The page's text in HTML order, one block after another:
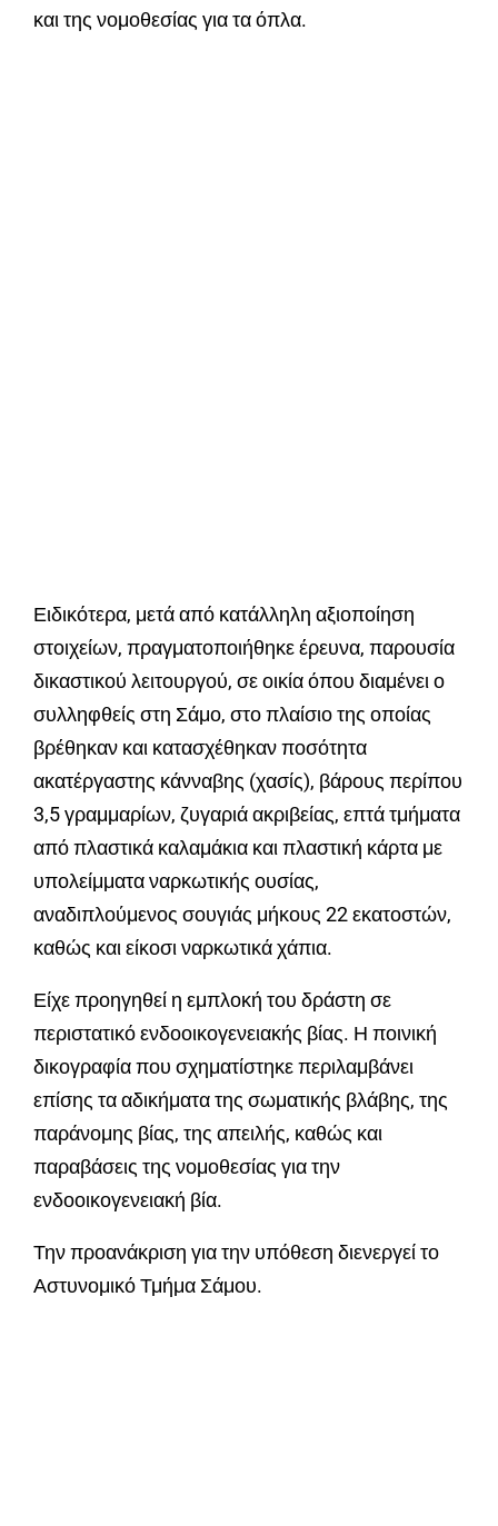
και της νομοθεσίας για τα όπλα.
Ειδικότερα, μετά από κατάλληλη αξιοποίηση
στοιχείων, πραγματοποιήθηκε έρευνα, παρουσία
δικαστικού λειτουργού, σε οικία όπου διαμένει ο
συλληφθείς στη Σάμο, στο πλαίσιο της οποίας
βρέθηκαν και κατασχέθηκαν ποσότητα
ακατέργαστης κάνναβης (χασίς), βάρους περίπου
3,5 γραμμαρίων, ζυγαριά ακριβείας, επτά τμήματα
από πλαστικά καλαμάκια και πλαστική κάρτα με
υπολείμματα ναρκωτικής ουσίας,
αναδιπλούμενος σουγιάς μήκους 22 εκατοστών,
καθώς και είκοσι ναρκωτικά χάπια.
Είχε προηγηθεί η εμπλοκή του δράστη σε
περιστατικό ενδοοικογενειακής βίας. Η ποινική
δικογραφία που σχηματίστηκε περιλαμβάνει
επίσης τα αδικήματα της σωματικής βλάβης, της
παράνομης βίας, της απειλής, καθώς και
παραβάσεις της νομοθεσίας για την
ενδοοικογενειακή βία.
Την προανάκριση για την υπόθεση διενεργεί το
Αστυνομικό Τμήμα Σάμου.